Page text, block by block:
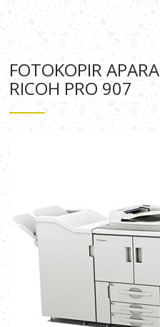
FOTOKOPIR
RICOH PRO 907